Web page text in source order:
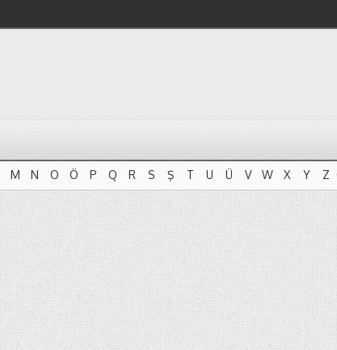
M N O Ö P Q R S Ş T U Ü V W X Y Z
M N O Ö P Q R S Ş T U Ü V W X Y Z